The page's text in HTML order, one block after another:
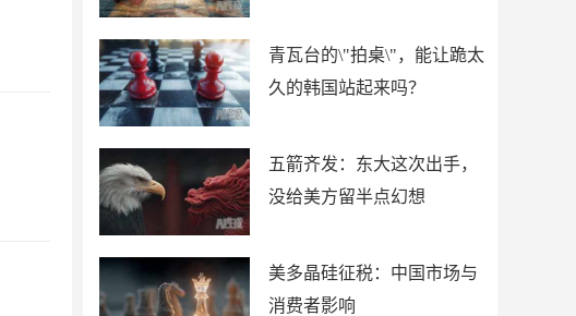
青瓦台的\"拍桌\"，能让跪太
久的韩国站起来吗？
五箭齐发：东大这次出手，
没给美方留半点幻想
美多晶硅征税：中国市场与
消费者影响